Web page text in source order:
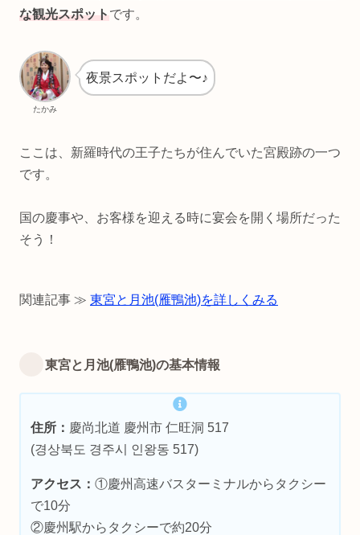
な観光スポットです。
たかみ
夜景スポットだよ〜♪
ここは、新羅時代の王子たちが住んでいた宮殿跡の一つ
です。
国の慶事や、お客様を迎える時に宴会を開く場所だった
そう！
関連記事 ≫ 東宮と月池(雁鴨池)を詳しくみる
東宮と月池(雁鴨池)の基本情報
住所： 慶尚北道 慶州市 仁旺洞 517
(경상북도 경주시 인왕동 517)
アクセス：①慶州高速バスターミナルからタクシー
で10分
②慶州駅からタクシーで約20分